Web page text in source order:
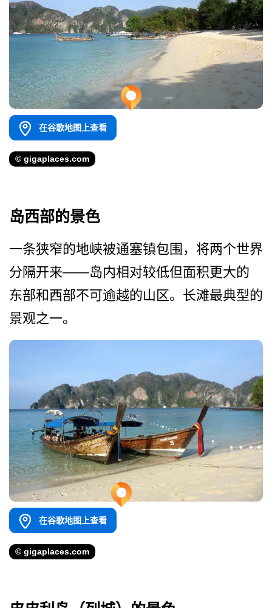
在谷歌地图上查看
© gigaplaces.com
岛西部的景色
一条狭窄的地峡被通塞镇包围­，将两个世界
分隔开来——岛内相对较低但面积更大的
东­部和西部不可逾越的山区。长滩最典型的
景观之一。
在谷歌地图上查看
© gigaplaces.com